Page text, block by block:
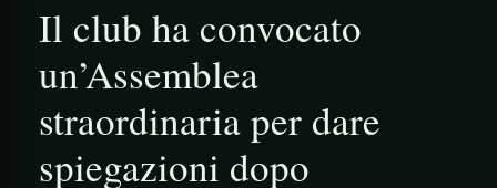
Il club ha convocato
un’Assemblea
straordinaria per dare
spiegazioni dopo